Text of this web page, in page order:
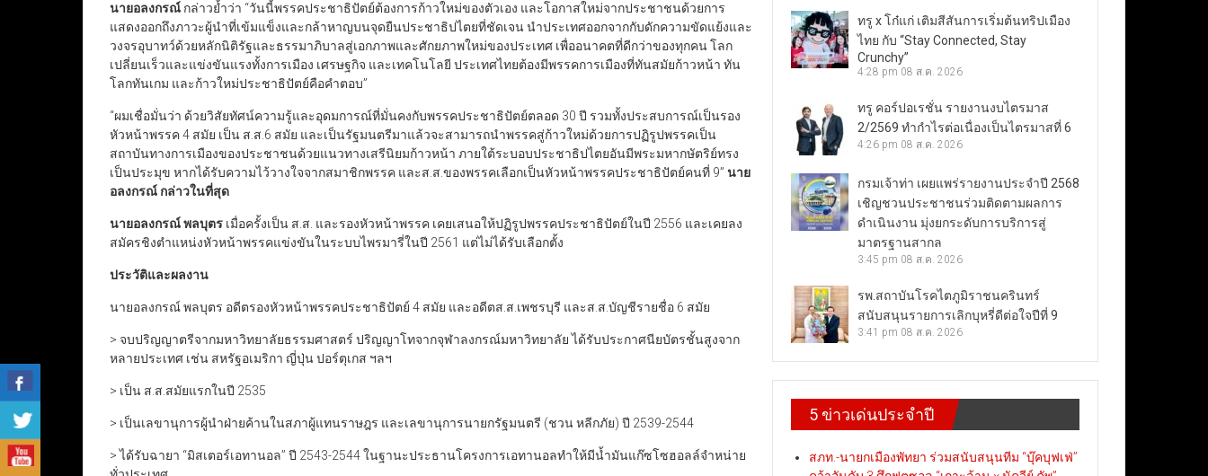
นายอลงกรณ์ กล่าวย้ำว่า “วันนี้พรรคประชาธิปัตย์ต้องการก้าวใหม่ของตัวเอง และโอกาสใหม่จากประชาชนด้วยการ
แสดงออกถึงภาวะผู้นำที่เข้มแข็งและกล้าหาญบนจุดยืนประชาธิปไตยที่ชัดเจน นำประเทศออกจากกับดักความขัดแย้งและ
วงจรอุบาทว์ด้วยหลักนิติรัฐและธรรมาภิบาลสู่เอกภาพและศักยภาพใหม่ของประเทศ เพื่ออนาคตที่ดีกว่าของทุกคน โลก
เปลี่ยนเร็วและแข่งขันแรงทั้งการเมือง เศรษฐกิจ และเทคโนโลยี ประเทศไทยต้องมีพรรคการเมืองที่ทันสมัยก้าวหน้า ทัน
โลกทันเกม และก้าวใหม่ประชาธิปัตย์คือคำตอบ”
“ผมเชื่อมั่นว่า ด้วยวิสัยทัศน์ความรู้และอุดมการณ์ที่มั่นคงกับพรรคประชาธิปัตย์ตลอด 30 ปี รวมทั้งประสบการณ์เป็นรอง
หัวหน้าพรรค 4 สมัย เป็น ส.ส.6 สมัย และเป็นรัฐมนตรีมาแล้วจะสามารถนำพรรคสู่ก้าวใหม่ด้วยการปฏิรูปพรรคเป็น
สถาบันทางการเมืองของประชาชนด้วยแนวทางเสรีนิยมก้าวหน้า ภายใต้ระบอบประชาธิปไตยอันมีพระมหากษัตริย์ทรง
เป็นประมุข หากได้รับความไว้วางใจจากสมาชิกพรรค และส.ส.ของพรรคเลือกเป็นหัวหน้าพรรคประชาธิปัตย์คนที่ 9” นาย
อลงกรณ์ กล่าวในที่สุด
นายอลงกรณ์ พลบุตร เมื่อครั้งเป็น ส.ส. และรองหัวหน้าพรรค เคยเสนอให้ปฏิรูปพรรคประชาธิปัตย์ในปี 2556 และเคยลง
สมัครชิงตำแหน่งหัวหน้าพรรคแข่งขันในระบบไพรมารี่ในปี 2561 แต่ไม่ได้รับเลือกตั้ง
ประวัติและผลงาน
นายอลงกรณ์ พลบุตร อดีตรองหัวหน้าพรรคประชาธิปัตย์ 4 สมัย และอดีตส.ส.เพชรบุรี และส.ส.บัญชีรายชื่อ 6 สมัย
> จบปริญญาตรีจากมหาวิทยาลัยธรรมศาสตร์ ปริญญาโทจากจุฬาลงกรณ์มหาวิทยาลัย ได้รับประกาศนียบัตรชั้นสูงจาก
หลายประเทศ เช่น สหรัฐอเมริกา ญี่ปุ่น ปอร์ตุเกส ฯลฯ
> เป็น ส.ส.สมัยแรกในปี 2535
> เป็นเลขานุการผู้นำฝ่ายค้านในสภาผู้แทนราษฎร และเลขานุการนายกรัฐมนตรี (ชวน หลีกภัย) ปี 2539-2544
> ได้รับฉายา “มิสเตอร์เอทานอล” ปี 2543-2544 ในฐานะประธานโครงการเอทานอลทำให้มีน้ำมันแก๊ซโซฮอลล์จำหน่าย
ทรู x โก๋แก่ เติมสีสันการเริ่มต้นทริปเมือง
ไทย กับ “Stay Connected, Stay
Crunchy”
4:28 pm 08 ส.ค. 2026
ทรู คอร์ปอเรชั่น รายงานงบไตรมาส
2/2569 ทำกำไรต่อเนื่องเป็นไตรมาสที่ 6
4:26 pm 08 ส.ค. 2026
กรมเจ้าท่า เผยแพร่รายงานประจำปี 2568
เชิญชวนประชาชนร่วมติดตามผลการ
ดำเนินงาน มุ่งยกระดับการบริการสู่
มาตรฐานสากล
3:45 pm 08 ส.ค. 2026
รพ.สถาบันโรคไตภูมิราชนครินทร์
สนับสนุนรายการเลิกบุหรี่ดีต่อใจปีที่ 9
3:41 pm 08 ส.ค. 2026
5 ข่าวเด่นประจำปี
สภท.-นายกเมืองพัทยา ร่วมสนับสนุนทีม “บุ๊คบุฟเฟ่”